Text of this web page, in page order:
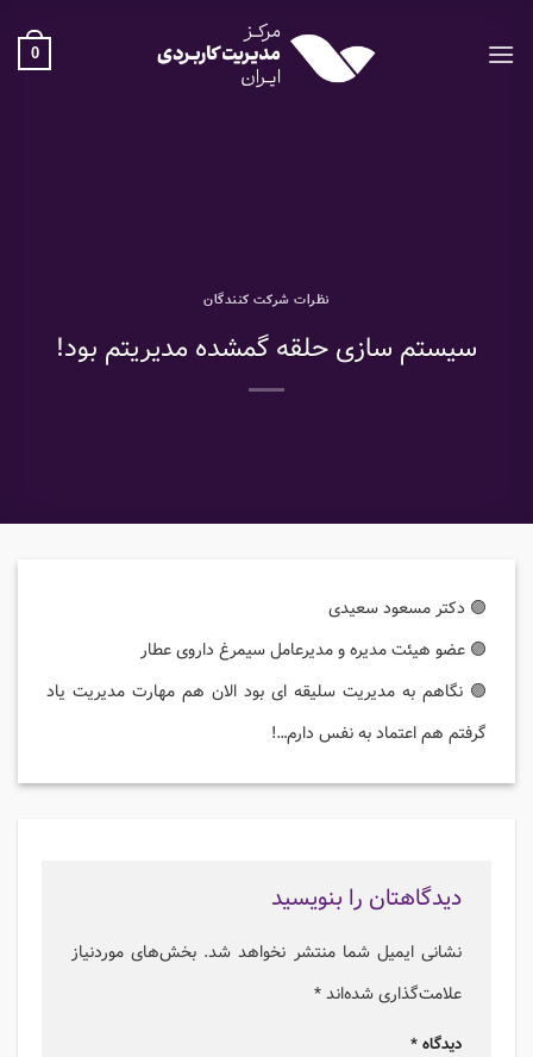
content
0
نظرات شرکت کنندگان
سیستم سازی حلقه گمشده مدیریتم بود!
🟣 دکتر مسعود سعیدی
🟣 عضو هیئت مدیره و مدیرعامل سیمرغ داروی عطار
🟣 نگاهم به مدیریت سلیقه ای بود الان هم مهارت مدیریت یاد
گرفتم هم اعتماد به نفس دارم…!
دیدگاهتان را بنویسید
نشانی ایمیل شما منتشر نخواهد شد. بخش‌های موردنیاز
علامت‌گذاری شده‌اند*
دیدگاه *